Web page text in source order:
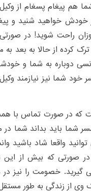
پیغام پسغام از
خواهید شنید و
راحت شوید! در صورتی
ترک کرده از حالا به
دوباره به شما و
خود شما نیز نیازمند
که در صورت تماس با
شما باید بداند شما
واقعا شاد باشید
در صورتی که بیش از
گیرید. خصومت را نیز در
وی از زندگی به طور